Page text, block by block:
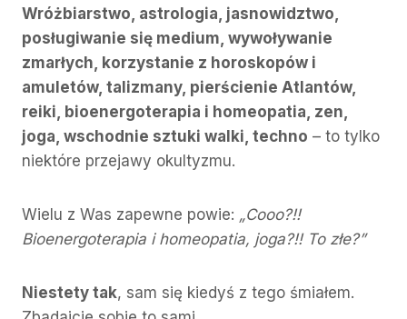
Wróżbiarstwo, astrologia, jasnowidztwo,
posługiwanie się medium, wywoływanie
zmarłych, korzystanie z horoskopów i
amuletów, talizmany, pierścienie Atlantów,
reiki, bioenergoterapia i homeopatia, zen,
joga, wschodnie sztuki walki, techno – to tylko
niektóre przejawy okultyzmu.
Wielu z Was zapewne powie: „Cooo?!!
Bioenergoterapia i homeopatia, joga?!! To złe?”
Niestety tak, sam się kiedyś z tego śmiałem.